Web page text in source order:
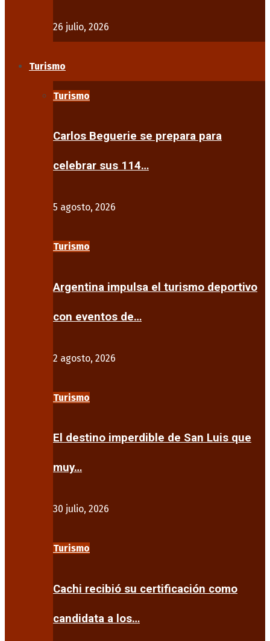
26 julio, 2026
Turismo
Turismo
Carlos Beguerie se prepara para
celebrar sus 114…
5 agosto, 2026
Turismo
Argentina impulsa el turismo deportivo
con eventos de…
2 agosto, 2026
Turismo
El destino imperdible de San Luis que
muy…
30 julio, 2026
Turismo
Cachi recibió su certificación como
candidata a los…